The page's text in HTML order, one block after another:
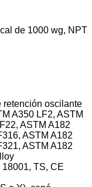
de 1000 wg, NPT
retención oscilante
A350 LF2, ASTM
ASTM A182
ASTM A182
ASTM A182
TS, CE